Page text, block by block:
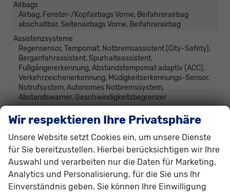
Airbags
Airbag, Fenster-/Kopfairbags Vorne, Beifahrerairbag
abschaltbar, Seitenairbags Vorne, Beifahrerairbag
Assistenzsysteme
Regensensor, Tempomat, Notbremsassistent (City-Safety),
Berganfahrassistent, Spurhalteassistent,
Fußgängererkennung, Abstandstempomat adaptiv (ACC),
Verkehrzeichenerkennung, Müdigkeitserkennungs-Sensor,
Notrufsystem, Autonomes Notbremssystem,
Abstandswarner, Geschwindigkeitsbegrenzer
Innenspiegel automatisch abblendend
vorhanden
Lenkung
Servolenkung
Lichttechnik
Lichtsensor, Nebelscheinwerfer, Tagfahrlicht,
Nebelscheinwerfer mit Kurvenlicht, LED-Rückleuchten,
LED-Scheinwerfer, Fernlichtassistent
Wir respektieren Ihre Privatsphäre
Unsere Website setzt Cookies ein, um unsere Dienste
für Sie bereitzustellen. Hierbei berücksichtigen wir Ihre
Auswahl und verarbeiten nur die Daten für Marketing,
Analytics und Personalisierung, für die Sie uns Ihr
Einverständnis geben. Sie können Ihre Einwilligung